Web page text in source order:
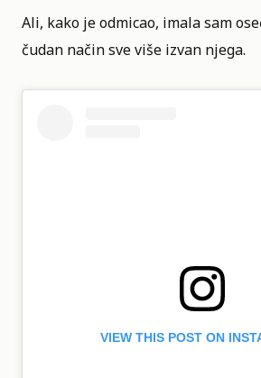
Ali, kako je odmicao, imala sam
čudan način sve više izvan njega.
VIEW THIS POST ON